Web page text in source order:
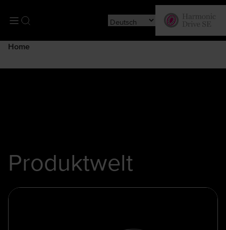
Home
Produktwelt
Getriebe PlanetengetriebeNeuheiten